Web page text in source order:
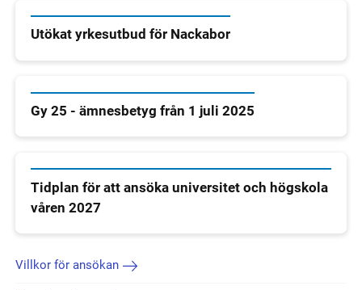
Utökat yrkesutbud för Nackabor
Gy 25 - ämnesbetyg från 1 juli 2025
Tidplan för att ansöka universitet och högskola
våren 2027
Villkor för ansökan